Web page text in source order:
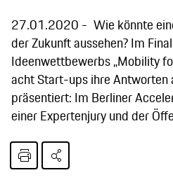
27.01.2020
Wie könnte
der Zukunft aussehen? Im
Ideenwettbewerbs „Mobility
acht Start-ups ihre Antworten
präsentiert: Im Berliner
einer Expertenjury und der